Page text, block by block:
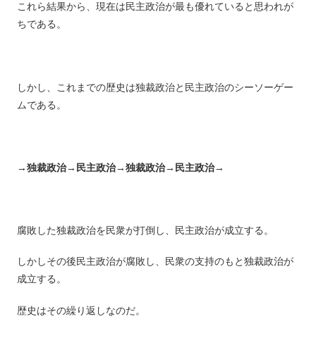
これら結果から、現在は民主政治が最も優れていると思われが
ちである。
しかし、これまでの歴史は独裁政治と民主政治のシーソーゲー
ムである。
→独裁政治→民主政治→独裁政治→民主政治→
腐敗した独裁政治を民衆が打倒し、民主政治が成立する。
しかしその後民主政治が腐敗し、民衆の支持のもと独裁政治が
成立する。
歴史はその繰り返しなのだ。